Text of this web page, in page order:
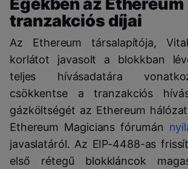
tranzakciós díjai
Az Ethereum társalapítója,
korlátot javasolt a blokkban
teljes hívásadatára
csökkentse a tranzakciós
gázköltségét az Ethereum
Ethereum Magicians fórumán
javaslatáról. Az EIP-4488-as
első rétegű blokkláncok